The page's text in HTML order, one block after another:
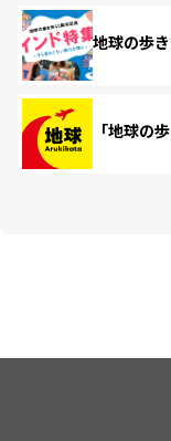
地球の歩
「地球の